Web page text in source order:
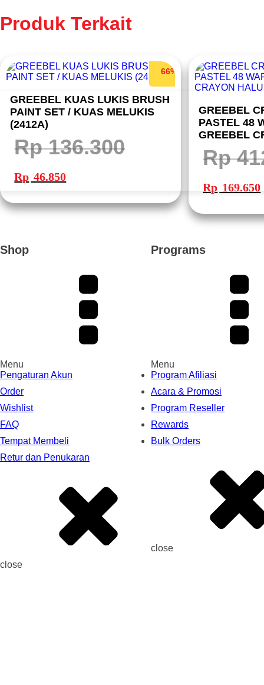
Produk Terkait
66%
GREEBEL KUAS LUKIS BRUSH
PAINT SET / KUAS MELUKIS
(2412A)
Rp136.300
Harga
adalah:
Rp 136.300.
Rp 46.850ini
adalah:
GREEBEL
PASTEL 48
GREEBEL
MEWARNAI
Rp
Harga
adalah:
Rp 412.900.
Rp 169.650
Shop
Menu
Pengaturan Akun
Order
Wishlist
FAQ
Tempat Membeli
Retur dan Penukaran
close
Programs
Menu
Program Afiliasi
Acara & Promosi
Program Reseller
Rewards
Bulk Orders
close